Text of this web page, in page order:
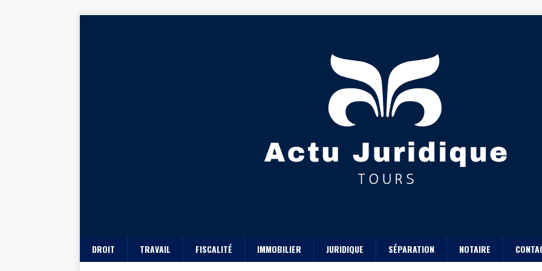
DROIT TRAVAIL FISCALITÉ IMMOBILIER JURIDIQUE SÉPARATION NOTAIRE